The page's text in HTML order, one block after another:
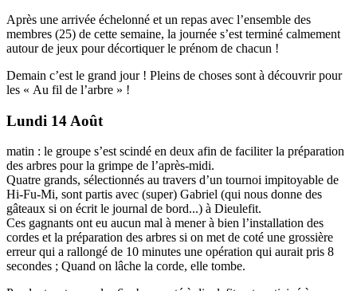
Après une arrivée échelonné et un repas avec l’ensemble des
membres (25) de cette semaine, la journée s’est terminé calmement
autour de jeux pour décortiquer le prénom de chacun !
Demain c’est le grand jour ! Pleins de choses sont à découvrir pour
les « Au fil de l’arbre » !
Lundi 14 Août
matin : le groupe s’est scindé en deux afin de faciliter la préparation
des arbres pour la grimpe de l’après-midi.
Quatre grands, sélectionnés au travers d’un tournoi impitoyable de
Hi-Fu-Mi, sont partis avec (super) Gabriel (qui nous donne des
gâteaux si on écrit le journal de bord...) à Dieulefit.
Ces gagnants ont eu aucun mal à mener à bien l’installation des
cordes et la préparation des arbres si on met de coté une grossière
erreur qui a rallongé de 10 minutes une opération qui aurait pris 8
secondes ; Quand on lâche la corde, elle tombe.